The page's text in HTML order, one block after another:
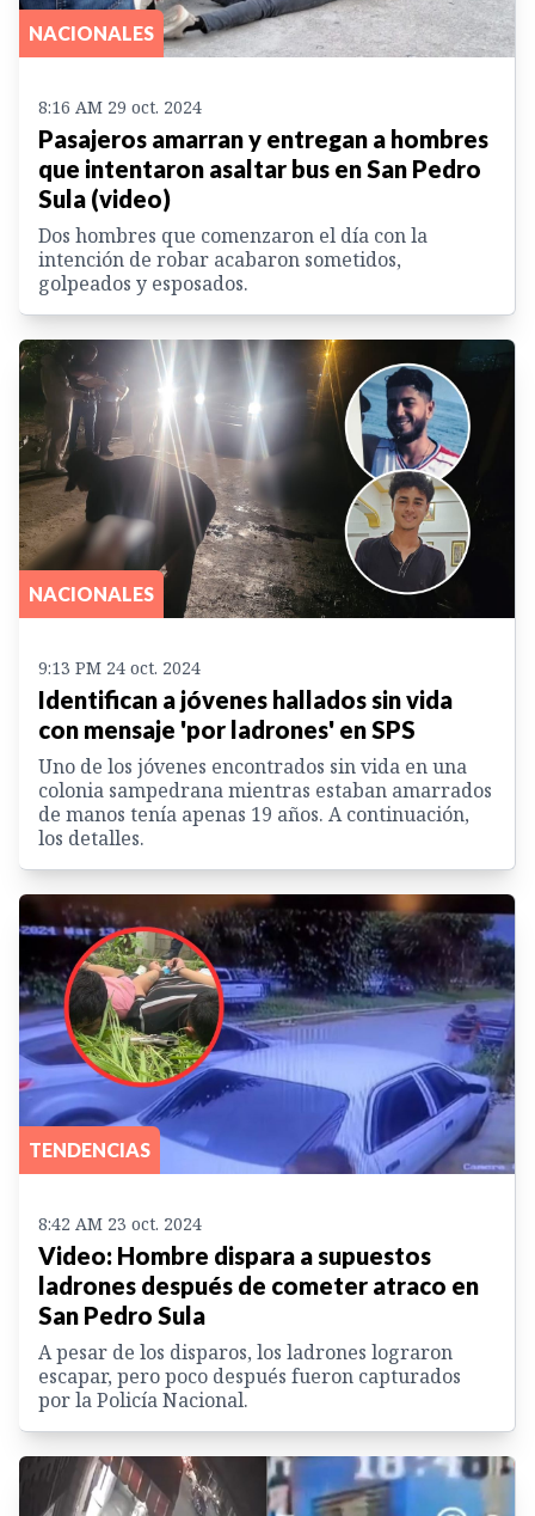
NACIONALES
8:16 AM 29 oct. 2024
Pasajeros amarran y entregan a hombres
que intentaron asaltar bus en San Pedro
Sula (video)
Dos hombres que comenzaron el día con la
intención de robar acabaron sometidos,
golpeados y esposados.
NACIONALES
9:13 PM 24 oct. 2024
Identifican a jóvenes hallados sin vida
con mensaje 'por ladrones' en SPS
Uno de los jóvenes encontrados sin vida en una
colonia sampedrana mientras estaban amarrados
de manos tenía apenas 19 años. A continuación,
los detalles.
TENDENCIAS
8:42 AM 23 oct. 2024
Video: Hombre dispara a supuestos
ladrones después de cometer atraco en
San Pedro Sula
A pesar de los disparos, los ladrones lograron
escapar, pero poco después fueron capturados
por la Policía Nacional.